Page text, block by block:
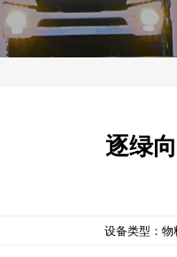
逐绿
设备类型：物